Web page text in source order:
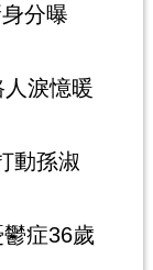
分曝
淚憶暖
動孫淑
症36歲